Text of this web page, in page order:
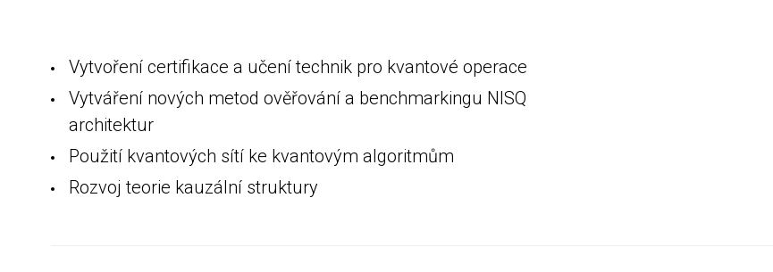
Vytvoření certifikace a učení technik pro kvantové operace
Vytváření nových metod ověřování a benchmarkingu NISQ
architektur
Použití kvantových sítí ke kvantovým algoritmům
Rozvoj teorie kauzální struktury